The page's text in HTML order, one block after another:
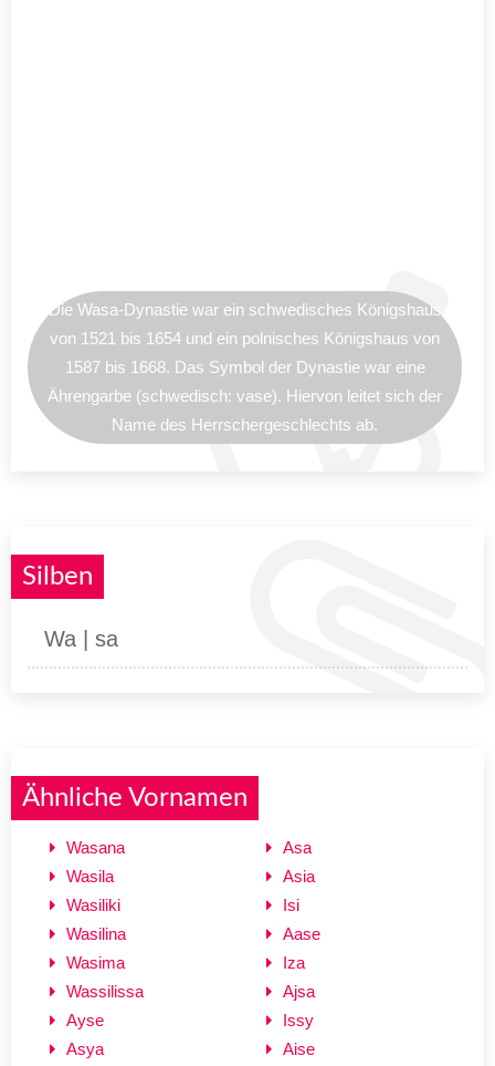
Die Wasa-Dynastie war ein schwedisches Königshaus
von 1521 bis 1654 und ein polnisches Königshaus von
1587 bis 1668. Das Symbol der Dynastie war eine
Ährengarbe (schwedisch: vase). Hiervon leitet sich der
Name des Herrschergeschlechts ab.
Silben
Wa | sa
Ähnliche Vornamen
Wasana
Wasila
Wasiliki
Wasilina
Wasima
Wassilissa
Ayse
Asya
Asa
Asia
Isi
Aase
Iza
Ajsa
Issy
Aise